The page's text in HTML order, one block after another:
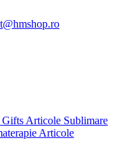
Gifts Articole Sublimare
Articole